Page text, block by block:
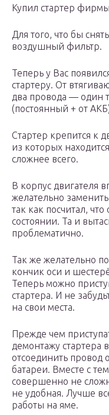
Купил стартер
Для того, что бы
воздушный фильтр.
Теперь у Вас
стартеру. От
два провода — один
(постоянный + от
Стартер крепится к
из которых
сложнее всего.
В корпус двигателя
желательно
так как посчитал,
состоянии. Та и
проблематично.
Так же желательно
кончик оси и
Теперь можно
стартера. И не
на свои места.
Прежде чем
демонтажу стартера
отсоединить провод
батареи. Вместе с
совершенно не
не удобная. Лучше
работы на яме.